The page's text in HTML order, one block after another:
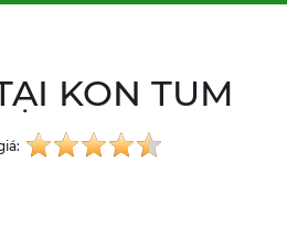
KON TUM